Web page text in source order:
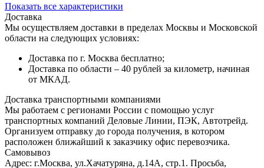
Показать все характеристики
Доставка
Мы осуществляем доставки в пределах Москвы и Московской
области на следующих условиях:
Доставка по г. Москва бесплатно;
Доставка по области – 40 рублей за километр, начиная
от МКАД.
Доставка транспортными компаниями
Мы работаем с регионами России с помощью услуг
транспортных компаний Деловые Линии, ПЭК, Автотрейд.
Организуем отправку до города получения, в котором
расположен ближайший к заказчику офис перевозчика.
Самовывоз
Адрес: г.Москва, ул.Хачатуряна, д.14А, стр.1. Просьба,